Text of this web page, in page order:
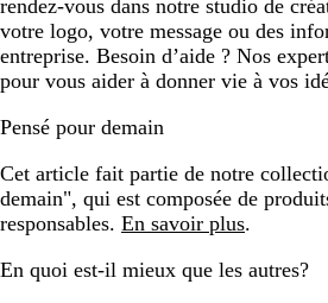
rendez-vous dans notre studio de
votre logo, votre message ou des
entreprise. Besoin d’aide ? Nos
pour vous aider à donner vie à vos
Pensé pour demain
Cet article fait partie de notre
demain", qui est composée de
responsables. En savoir plus.
En quoi est-il mieux que les autres?